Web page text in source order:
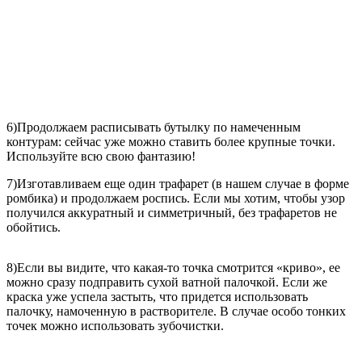
6)Продолжаем расписывать бутылку по намеченным
контурам: сейчас уже можно ставить более крупные точки.
Используйте всю свою фантазию!
7)Изготавливаем еще один трафарет (в нашем случае в форме
ромбика) и продолжаем роспись. Если мы хотим, чтобы узор
получился аккуратный и симметричный, без трафаретов не
обойтись.
8)Если вы видите, что какая-то точка смотрится «криво», ее
можно сразу подправить сухой ватной палочкой. Если же
краска уже успела застыть, что придется использовать
палочку, намоченную в растворителе. В случае особо тонких
точек можно использовать зубочистки.